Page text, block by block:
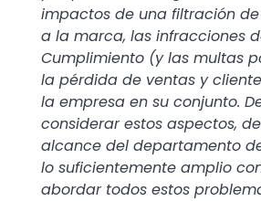
impactos de una filtración de
a la marca, las infracciones
Cumplimiento (y las multas
la pérdida de ventas y
la empresa en su conjunto.
considerar estos aspectos,
alcance del departamento
lo suficientemente amplio
abordar todos estos